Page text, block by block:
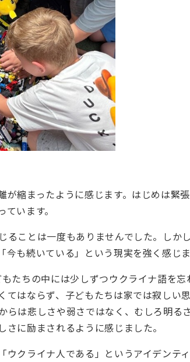
縮まったように感じます。はじめは緊張
います。
ことは一度もありませんでした。しか
も続いている」という現実を強く感じま
たちの中には少しずつウクライナ語を
はならず、子どもたちは家では寂しい
は悲しさや弱さではなく、むしろ明る
に励まされるように感じました。
クライナ人である」というアイデンテ